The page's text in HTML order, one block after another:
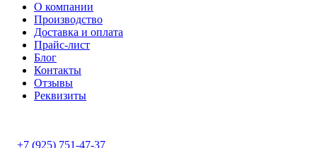
О компании
Производство
Доставка и оплата
Прайс-лист
Блог
Контакты
Отзывы
Реквизиты
+7 (925) 751-47-37